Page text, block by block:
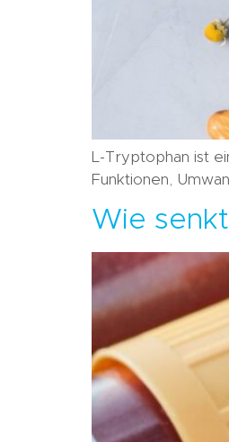
L-Tryptophan ist
Funktionen,
Wie